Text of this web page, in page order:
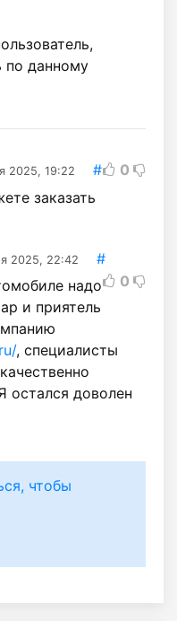
по данному
2025, 19:22 #
0
заказать
2025, 22:42
#
0
надо
и приятель
, специалисты
остался доволен
чтобы